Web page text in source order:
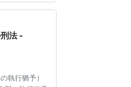
年11月) コ
法 -
執行猶予）